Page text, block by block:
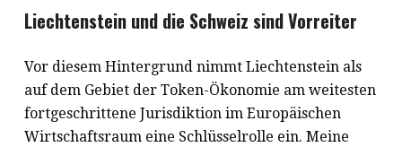
Liechtenstein und die Schweiz sind Vorreiter
Vor diesem Hintergrund nimmt Liechtenstein als
auf dem Gebiet der Token-Ökonomie am weitesten
fortgeschrittene Jurisdiktion im Europäischen
Wirtschaftsraum eine Schlüsselrolle ein. Meine